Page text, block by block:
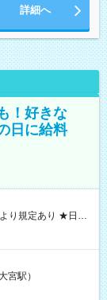
詳細へ
！好きな
日に給料
お仕事後はコ
試
宮駅）